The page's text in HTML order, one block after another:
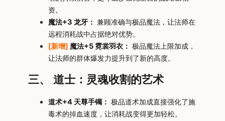
资。
魔法+3 龙牙： 兼顾准确与极品魔法，让法师在
远程消耗战中占据绝对优势。
[新增] 魔法+5 霓裳羽衣： 极品魔法上限加成，
让法师的群体爆发力提升到了新的高度。
三、 道士：灵魂收割的艺术
道术+4 天尊手镯： 极品道术加成直接强化了施
毒术的掉血速度，让消耗战变得更加轻松。